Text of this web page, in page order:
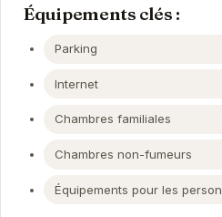
Équipements clés :
Parking
Internet
Chambres familiales
Chambres non-fumeurs
Équipements pour les